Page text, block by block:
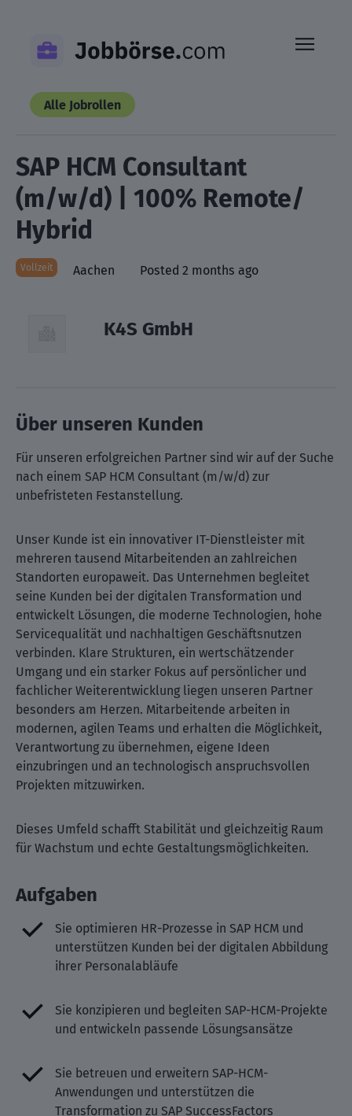
content
Alle Jobrollen
SAP HCM Consultant
(m/w/d) | 100% Remote/
Hybrid
Vollzeit Aachen Posted 2 months ago
K4S GmbH
Über unseren Kunden
Für unseren erfolgreichen Partner sind wir auf der Suche
nach einem SAP HCM Consultant (m/w/d) zur
unbefristeten Festanstellung.
Unser Kunde ist ein innovativer IT-Dienstleister mit
mehreren tausend Mitarbeitenden an zahlreichen
Standorten europaweit. Das Unternehmen begleitet
seine Kunden bei der digitalen Transformation und
entwickelt Lösungen, die moderne Technologien, hohe
Servicequalität und nachhaltigen Geschäftsnutzen
verbinden. Klare Strukturen, ein wertschätzender
Umgang und ein starker Fokus auf persönlicher und
fachlicher Weiterentwicklung liegen unseren Partner
besonders am Herzen. Mitarbeitende arbeiten in
modernen, agilen Teams und erhalten die Möglichkeit,
Verantwortung zu übernehmen, eigene Ideen
einzubringen und an technologisch anspruchsvollen
Projekten mitzuwirken.
Dieses Umfeld schafft Stabilität und gleichzeitig Raum
für Wachstum und echte Gestaltungsmöglichkeiten.
Aufgaben
Sie optimieren HR-Prozesse in SAP HCM und
unterstützen Kunden bei der digitalen Abbildung
ihrer Personalabläufe
Sie konzipieren und begleiten SAP-HCM-Projekte
und entwickeln passende Lösungsansätze
Sie betreuen und erweitern SAP-HCM-
Anwendungen und unterstützen die
Transformation zu SAP SuccessFactors